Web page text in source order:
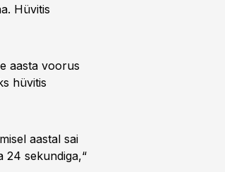
Hüvitis
aasta voorus
hüvitis
aastal sai
24 sekundiga,“